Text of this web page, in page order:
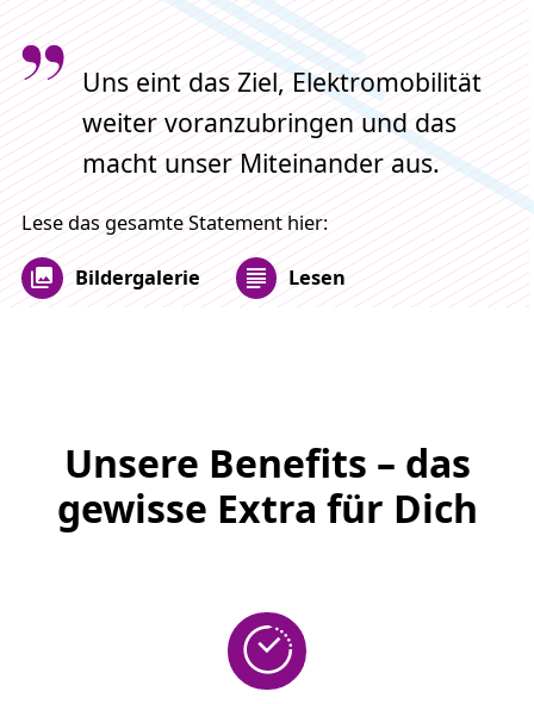
Uns eint das Ziel, Elektromobilität
weiter voranzubringen und das
macht unser Miteinander aus.
Lese das gesamte Statement hier:
Bildergalerie Lesen
Unsere Benefits – das
gewisse Extra für Dich